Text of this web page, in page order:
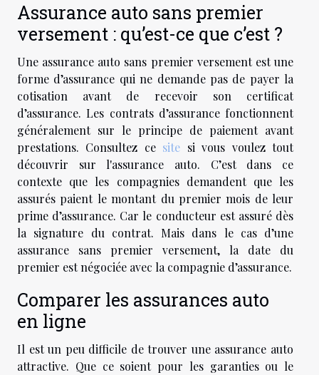
Assurance auto sans premier
versement : qu’est-ce que c’est ?
Une assurance auto sans premier versement est une
forme d’assurance qui ne demande pas de payer la
cotisation avant de recevoir son certificat
d’assurance. Les contrats d’assurance fonctionnent
généralement sur le principe de paiement avant
prestations. Consultez ce site si vous voulez tout
découvrir sur l'assurance auto. C’est dans ce
contexte que les compagnies demandent que les
assurés paient le montant du premier mois de leur
prime d’assurance. Car le conducteur est assuré dès
la signature du contrat. Mais dans le cas d’une
assurance sans premier versement, la date du
premier est négociée avec la compagnie d’assurance.
Comparer les assurances auto
en ligne
Il est un peu difficile de trouver une assurance auto
attractive. Que ce soient pour les garanties ou le